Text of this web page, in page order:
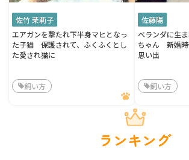
佐竹 茉莉子
エアガンを撃たれ下半身マヒとなっ
た子猫 保護されて、ふくふくとし
た愛され猫に
飼い方
佐藤陽
ベランダに生
ちゃん 新婚時
思い出
飼い方
ランキング